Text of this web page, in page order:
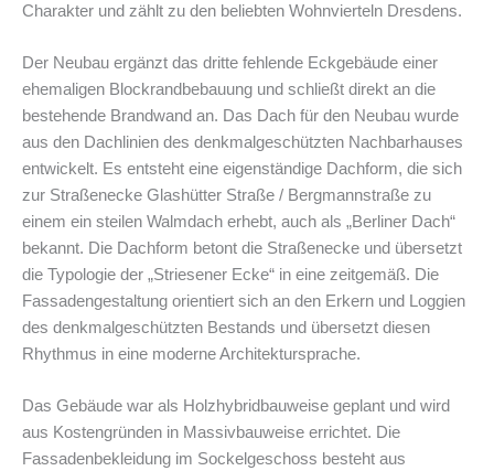
Charakter und zählt zu den beliebten Wohnvierteln Dresdens.
Der Neubau ergänzt das dritte fehlende Eckgebäude einer
ehemaligen Blockrandbebauung und schließt direkt an die
bestehende Brandwand an. Das Dach für den Neubau wurde
aus den Dachlinien des denkmalgeschützten Nachbarhauses
entwickelt. Es entsteht eine eigenständige Dachform, die sich
zur Straßenecke Glashütter Straße / Bergmannstraße zu
einem ein steilen Walmdach erhebt, auch als „Berliner Dach“
bekannt. Die Dachform betont die Straßenecke und übersetzt
die Typologie der „Striesener Ecke“ in eine zeitgemäß. Die
Fassadengestaltung orientiert sich an den Erkern und Loggien
des denkmalgeschützten Bestands und übersetzt diesen
Rhythmus in eine moderne Architektursprache.
Das Gebäude war als Holzhybridbauweise geplant und wird
aus Kostengründen in Massivbauweise errichtet. Die
Fassadenbekleidung im Sockelgeschoss besteht aus